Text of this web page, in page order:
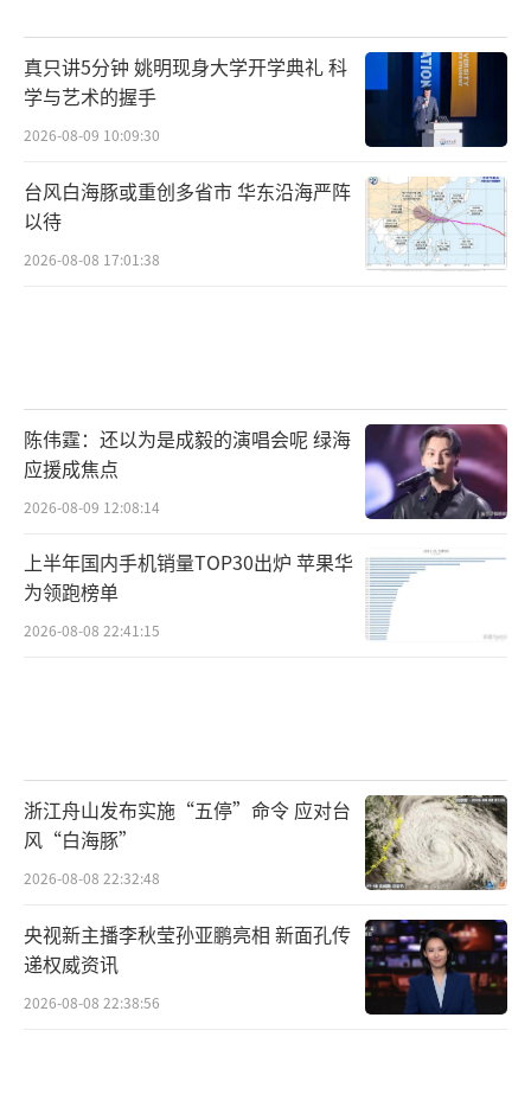
真只讲5分钟 姚明现身大学开学典礼 科
学与艺术的握手
2026-08-09 10:09:30
台风白海豚或重创多省市 华东沿海严阵
以待
2026-08-08 17:01:38
陈伟霆：还以为是成毅的演唱会呢 绿海
应援成焦点
2026-08-09 12:08:14
上半年国内手机销量TOP30出炉 苹果华
为领跑榜单
2026-08-08 22:41:15
浙江舟山发布实施“五停”命令 应对台
风“白海豚”
2026-08-08 22:32:48
央视新主播李秋莹孙亚鹏亮相 新面孔传
递权威资讯
2026-08-08 22:38:56